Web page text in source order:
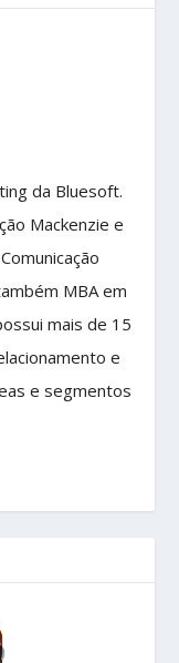
da Bluesoft.
Mackenzie e
MBA em
mais de 15
e
e segmentos